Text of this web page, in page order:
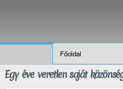
Egy éve veretlen saját